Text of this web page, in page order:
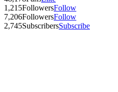
1,215FollowersFollow
7,206FollowersFollow
2,745SubscribersSubscribe